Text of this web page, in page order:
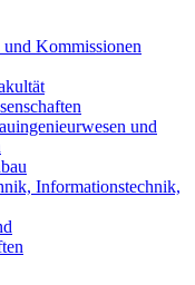
und Kommissionen
und
Informationstechnik,